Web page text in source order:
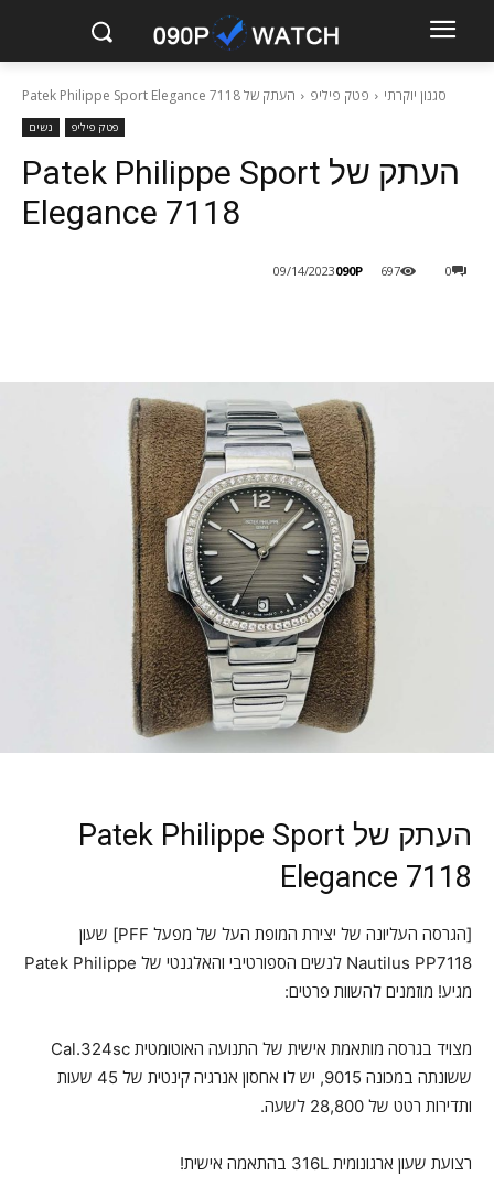
סגנון יוקרתי פטק פיליפ העתק של Patek Philippe Sport Elegance 7118
פטק פיליפ נשים
העתק של Patek Philippe Sport
Elegance 7118
090P
09/14/2023 0
697
העתק של Patek Philippe Sport
Elegance 7118
[הגרסה העליונה של יצירת המופת העל של מפעל PFF] שעון
Nautilus PP7118 לנשים הספורטיבי והאלגנטי של Patek Philippe
מגיע! מוזמנים להשוות פרטים:
מצויד בגרסה מותאמת אישית של התנועה האוטומטית Cal.324sc
ששונתה במכונה 9015, יש לו אחסון אנרגיה קינטית של 45 שעות
ותדירות רטט של 28,800 לשעה.
רצועת שעון ארגונומית 316L בהתאמה אישית!